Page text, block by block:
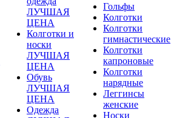
ЛУЧШАЯ
ЦЕНА
Колготки и
носки
ЛУЧШАЯ
ЦЕНА
Обувь
ЛУЧШАЯ
ЦЕНА
Одежда
Гольфы
Колготки
Колготки
гимнастические
Колготки
капроновые
Колготки
нарядные
Леггинсы
женские
Носки